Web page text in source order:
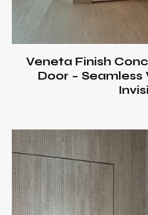
Veneta Finish
Door –